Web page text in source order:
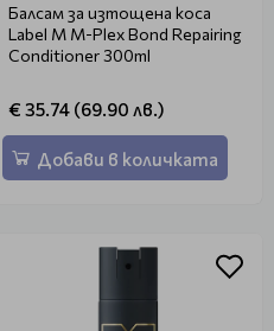
Балсам за изтощена коса
Label M M-Plex Bond Repairing
Conditioner 300ml
€ 35.74 (69.90 лв.)
Добави в количката